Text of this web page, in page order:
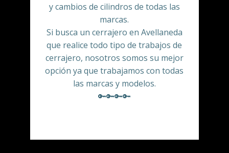
y cambios de cilindros de todas las
marcas.
Si busca un cerrajero en Avellaneda
que realice todo tipo de trabajos de
cerrajero, nosotros somos su mejor
opción ya que trabajamos con todas
las marcas y modelos.
🔑🔑🔑🔑